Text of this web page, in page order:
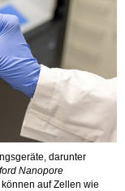
darunter
Nanopore
auf Zellen wie